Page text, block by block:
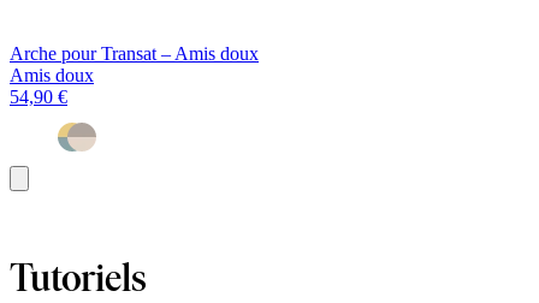
Arche pour Transat – Amis doux
Amis doux
54,90 €
au
Tutoriels